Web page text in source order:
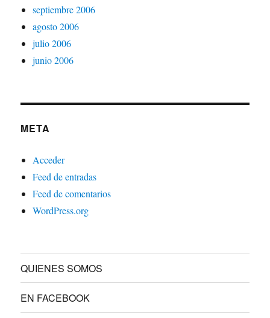
septiembre 2006
agosto 2006
julio 2006
junio 2006
META
Acceder
Feed de entradas
Feed de comentarios
WordPress.org
QUIENES SOMOS
EN FACEBOOK